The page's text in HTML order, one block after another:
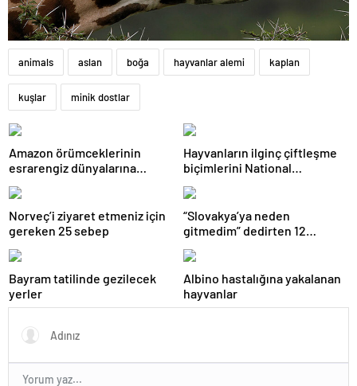
animals aslan boğa hayvanlar alemi kaplan
kuşlar minik dostlar
Amazon örümceklerinin
esrarengiz dünyalarına
Hayvanların ilginç çiftleşme
biçimlerini National
Norveç’i ziyaret etmeniz için
gereken 25 sebep
“Slovakya’ya neden
gitmedim” dedirten 12
Bayram tatilinde gezilecek
yerler
Albino hastalığına yakalanan
hayvanlar